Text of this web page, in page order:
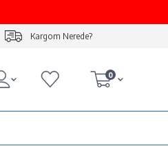
Kargom Nerede?
0